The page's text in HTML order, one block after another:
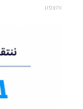
והצפון